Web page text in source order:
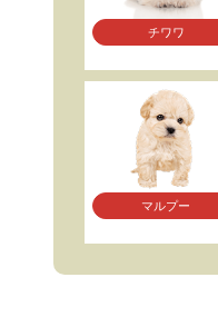
チワワ
マルプー